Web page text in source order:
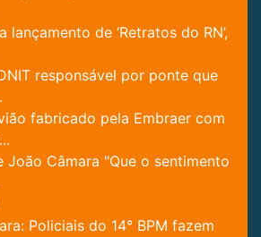
lançamento de ‘Retratos do RN’,
responsável por ponte que
fabricado pela Embraer com
João Câmara "Que o sentimento
Policiais do 14° BPM fazem